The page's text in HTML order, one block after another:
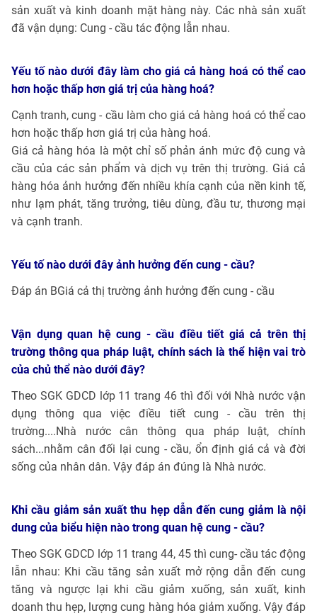
sản xuất và kinh doanh mặt hàng này. Các nhà sản xuất
đã vận dụng: Cung - cầu tác động lẫn nhau.
Yếu tố nào dưới đây làm cho giá cả hàng hoá có thể cao
hơn hoặc thấp hơn giá trị của hàng hoá?
Cạnh tranh, cung - cầu làm cho giá cả hàng hoá có thể cao
hơn hoặc thấp hơn giá trị của hàng hoá.
Giá cả hàng hóa là một chỉ số phản ánh mức độ cung và
cầu của các sản phẩm và dịch vụ trên thị trường. Giá cả
hàng hóa ảnh hưởng đến nhiều khía cạnh của nền kinh tế,
như lạm phát, tăng trưởng, tiêu dùng, đầu tư, thương mại
và cạnh tranh.
Yếu tố nào dưới đây ảnh hưởng đến cung - cầu?
Đáp án BGiá cả thị trường ảnh hưởng đến cung - cầu
Vận dụng quan hệ cung - cầu điều tiết giá cả trên thị
trường thông qua pháp luật, chính sách là thể hiện vai trò
của chủ thể nào dưới đây?
Theo SGK GDCD lớp 11 trang 46 thì đối với Nhà nước vận
dụng thông qua việc điều tiết cung - cầu trên thị
trường....Nhà nước cân thông qua pháp luật, chính
sách...nhằm cân đối lại cung - cầu, ổn định giá cả và đời
sống của nhân dân. Vậy đáp án đúng là Nhà nước.
Khi cầu giảm sản xuất thu hẹp dẫn đến cung giảm là nội
dung của biểu hiện nào trong quan hệ cung - cầu?
Theo SGK GDCD lớp 11 trang 44, 45 thì cung- cầu tác động
lẫn nhau: Khi cầu tăng sản xuất mở rộng dẫn đến cung
tăng và ngược lại khi cầu giảm xuống, sản xuất, kinh
doanh thu hẹp, lượng cung hàng hóa giảm xuống. Vậy đáp